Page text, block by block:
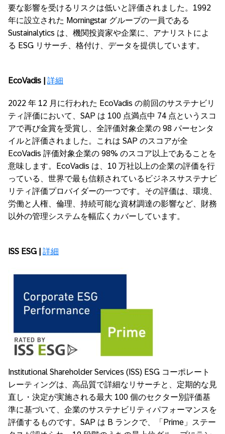
要な影響を受けるリスクは低いと評価されました。1992
年に設立された Morningstar グループの一員である
Sustainalytics は、機関投資家や企業に、アナリストによ
る ESG リサーチ、格付け、データを提供しています。
EcoVadis | 詳細
2022 年 12 月に行われた EcoVadis の前回のサステナビリ
ティ評価において、SAP は 100 点満点中 74 点というスコ
アで再び金賞を受賞し、全評価対象企業の 98 パーセンタ
イルと評価されました。これは SAP のスコアが全
EcoVadis 評価対象企業の 98% のスコア以上であることを
意味します。EcoVadis は、10 万社以上の企業の評価を行
っている、世界で最も信頼されているビジネスサステナビ
リティ評価プロバイダーの一つです。その評価は、環境、
労働と人権、倫理、持続可能な資材調達の影響など、財務
以外の管理システムを幅広くカバーしています。
ISS ESG | 詳細
Institutional Shareholder Services (ISS) ESG コーポレート
レーティングは、高品質で詳細なリサーチと、定期的な見
直し・決定が実施される最大 100 個のセクター別評価基
準に基づいて、企業のサステナビリティパフォーマンスを
評価するものです。SAP は B ランクで、「Prime」ステー